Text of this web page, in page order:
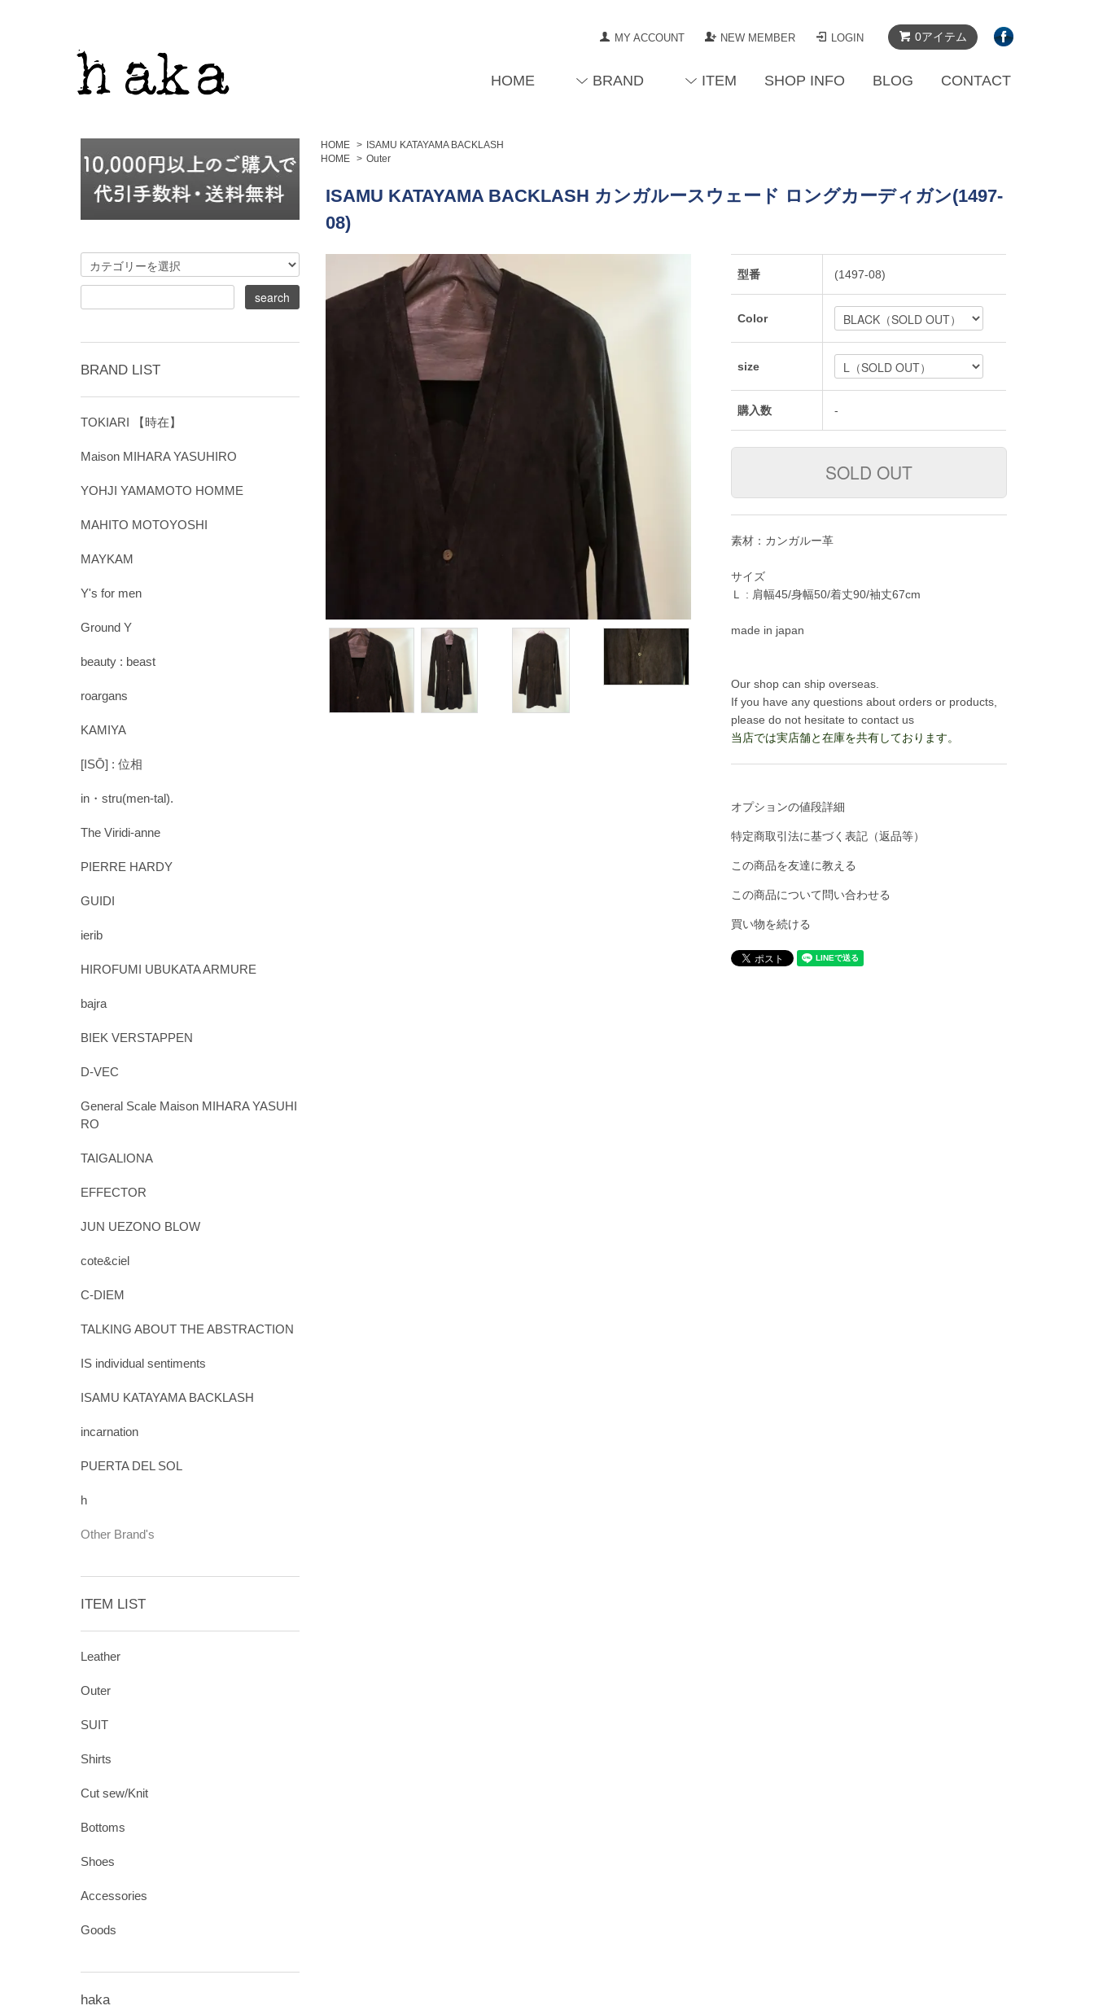
0アイテム
MY ACCOUNT NEW MEMBER LOGIN
HOME BRAND ITEM SHOP INFO BLOG CONTACT
HOME > ISAMU KATAYAMA BACKLASH
HOME
> Outer
ISAMU KATAYAMA BACKLASH カンガルースウェード ロングカーディガン(1497-
08)
型番 (1497-08)
Color
size
購入数 -
素材：カンガルー革
サイズ
Ｌ : 肩幅45/身幅50/着丈90/袖丈67cm
made in japan
Our shop can ship overseas.
If you have any questions about orders or products,
please do not hesitate to contact us
当店では実店舗と在庫を共有しております。
オプションの値段詳細
特定商取引法に基づく表記（返品等）
この商品を友達に教える
この商品について問い合わせる
買い物を続ける
BRAND LIST
TOKIARI 【時在】
Maison MIHARA YASUHIRO
YOHJI YAMAMOTO HOMME
MAHITO MOTOYOSHI
MAYKAM
Y's for men
Ground Y
beauty : beast
roargans
KAMIYA
[ISŌ] : 位相
in・stru(men-tal).
The Viridi-anne
PIERRE HARDY
GUIDI
ierib
HIROFUMI UBUKATA ARMURE
bajra
BIEK VERSTAPPEN
D-VEC
General Scale Maison MIHARA YASUHI
RO
TAIGALIONA
EFFECTOR
JUN UEZONO BLOW
cote&ciel
C-DIEM
TALKING ABOUT THE ABSTRACTION
IS individual sentiments
ISAMU KATAYAMA BACKLASH
incarnation
PUERTA DEL SOL
h
Other Brand's
ITEM LIST
Leather
Outer
SUIT
Shirts
Cut sew/Knit
Bottoms
Shoes
Accessories
Goods
haka